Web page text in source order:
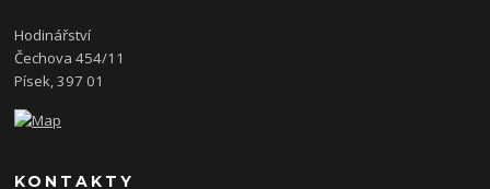
Hodinářství
Čechova 454/11
Písek, 397 01
KONTAKTY